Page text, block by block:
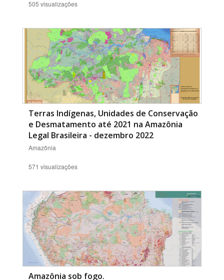
505 visualizações
Terras Indígenas, Unidades de Conservação
e Desmatamento até 2021 na Amazônia
Legal Brasileira - dezembro 2022
Amazônia
571 visualizações
Amazônia sob fogo.